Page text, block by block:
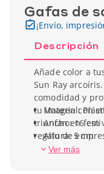
Gafas de
¡Envío,
Descripción
Añade color a
Sun Ray
comodidad y
tu imagen con
triunfan en
regalo de
que no pasa
Material:
Ancho: 16 cm
Altura: 5 cm
Peso unitario:
Ver más